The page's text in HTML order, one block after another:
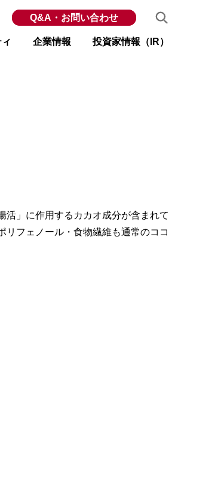
企業情報 投資家情報（IR）
Q&A・お問い合わせ
活」に作用するカカオ成分が含まれて
リフェノール・食物繊維も通常のココ